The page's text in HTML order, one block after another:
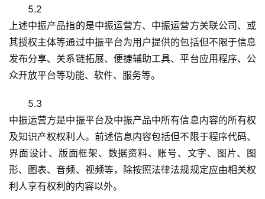
5.2
上述中振产品指的是中振运营方、中振运营方关联公司、或
其授权主体等通过中振平台为用户提供的包括但不限于信息
发布分享、关系链拓展、便捷辅助工具、平台应用程序、公
众开放平台等功能、软件、服务等。
5.3
中振运营方是中振平台及中振产品中所有信息内容的所有权
及知识产权权利人。前述信息内容包括但不限于程序代码、
界面设计、版面框架、数据资料、账号、文字、图片、图
形、图表、音频、视频等，除按照法律法规规定应由相关权
利人享有权利的内容以外。